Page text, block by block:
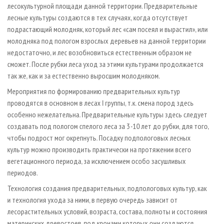
лесокультурной площади данной территории. Предварительные
лесные культуры создаются в тех случаях, когда отсутствует
подрастающий молодняк, который лес «сам посеял и вырастил», или
молодняка под пологом взрослых деревьев на данной территории
недостаточно, и лес возобновиться естественным образом не
сможет. После рубки леса уход за этими культурами продолжается
так же, как и за естественно выросшим молодняком.
Мероприятия по формированию предварительных культур
проводятся в основном в лесах I группы, т. к. смена пород здесь
особенно нежелательна. Предварительные культуры здесь следует
создавать под пологом спелого леса за 3 - 10 лет до рубки, для того,
чтобы подрост мог окрепнуть. Посадку подпологовых лесных
культур можно производить практически на протяжении всего
вегетационного периода, за исключением особо засушливых
периодов.
Технология создания предварительных, подпологовых культур, как
и технология ухода за ними, в первую очередь зависит от
лесорастительных условий, возраста, состава, полноты и состояния